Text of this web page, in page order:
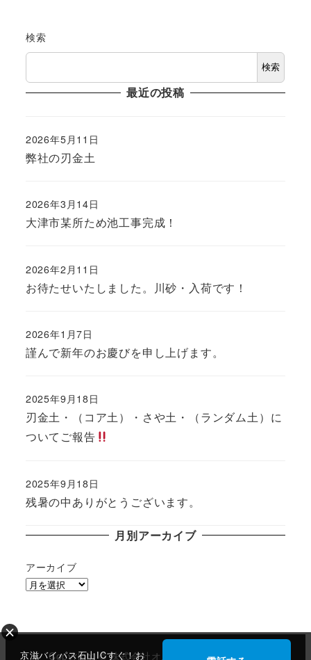
検索
検索
最近の投稿
弊社の刃金土
投稿日
2026年5月11日
大津市某所ため池工事完成！
投稿日
2026年3月14日
お待たせいたしました。川砂・入荷です！
投稿日
2026年2月11日
謹んで新年のお慶びを申し上げます。
投稿日
2026年1月7日
刃金土・（コア土）・さや土・（ランダム土）に
ついてご報告
投稿日
2025年9月18日
残暑の中ありがとうございます。
投稿日
2025年9月18日
月別アーカイブ
アーカイブ
Copyright © 株式会社オルトテック All Rights
京滋バイパス石山ICすぐ！お